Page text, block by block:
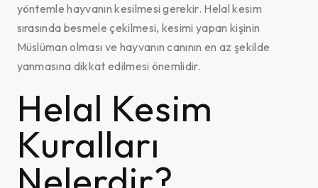
yöntemle hayvanın kesilmesi gerekir. Helal kesim
sırasında besmele çekilmesi, kesimi yapan kişinin
Müslüman olması ve hayvanın canının en az şekilde
yanmasına dikkat edilmesi önemlidir.
Helal Kesim
Kuralları